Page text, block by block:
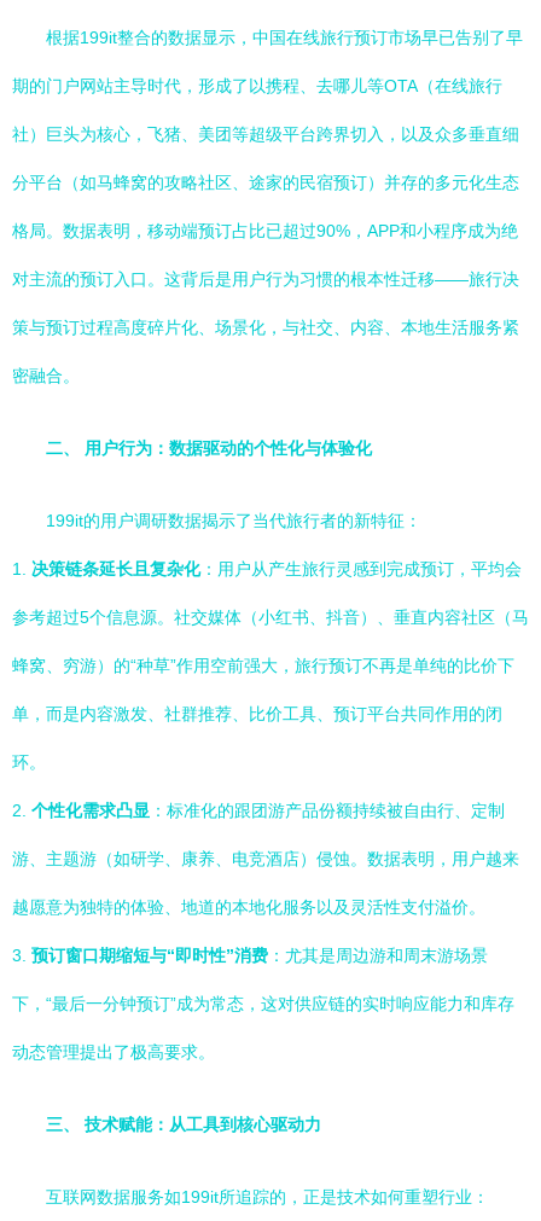
根据199it整合的数据显示，中国在线旅行预订市场早已告别了早
期的门户网站主导时代，形成了以携程、去哪儿等OTA（在线旅行
社）巨头为核心，飞猪、美团等超级平台跨界切入，以及众多垂直细
分平台（如马蜂窝的攻略社区、途家的民宿预订）并存的多元化生态
格局。数据表明，移动端预订占比已超过90%，APP和小程序成为绝
对主流的预订入口。这背后是用户行为习惯的根本性迁移——旅行决
策与预订过程高度碎片化、场景化，与社交、内容、本地生活服务紧
密融合。
二、 用户行为：数据驱动的个性化与体验化
199it的用户调研数据揭示了当代旅行者的新特征：
1. 决策链条延长且复杂化：用户从产生旅行灵感到完成预订，平均会
参考超过5个信息源。社交媒体（小红书、抖音）、垂直内容社区（马
蜂窝、穷游）的“种草”作用空前强大，旅行预订不再是单纯的比价下
单，而是内容激发、社群推荐、比价工具、预订平台共同作用的闭
环。
2. 个性化需求凸显 ：标准化的跟团游产品份额持续被自由行、定制
游、主题游（如研学、康养、电竞酒店）侵蚀。数据表明，用户越来
越愿意为独特的体验、地道的本地化服务以及灵活性支付溢价。
3. 预订窗口期缩短与“即时性”消费 ：尤其是周边游和周末游场景
下，“最后一分钟预订”成为常态，这对供应链的实时响应能力和库存
动态管理提出了极高要求。
三、 技术赋能：从工具到核心驱动力
互联网数据服务如199it所追踪的，正是技术如何重塑行业：